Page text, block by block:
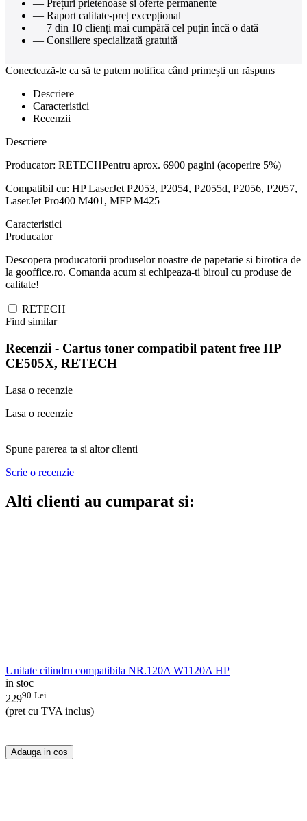
— Prețuri prietenoase si oferte permanente
— Raport calitate-preț excepțional
— 7 din 10 clienți mai cumpără cel puțin încă o dată
— Consiliere specializată gratuită
Conectează-te ca să te putem notifica când primești un răspuns
Descriere
Caracteristici
Recenzii
Descriere
Producator: RETECHPentru aprox. 6900 pagini (acoperire 5%)
Compatibil cu: HP LaserJet P2053, P2054, P2055d, P2056, P2057,
LaserJet Pro400 M401, MFP M425
Caracteristici
Producator
Descopera producatorii produselor noastre de papetarie si birotica de
la gooffice.ro. Comanda acum si echipeaza-ti biroul cu produse de
calitate!
RETECH
Find similar
Recenzii - Cartus toner compatibil patent free HP
CE505X, RETECH
Lasa o recenzie
Lasa o recenzie
Spune parerea ta si altor clienti
Scrie o recenzie
Alti clienti au cumparat si:
Unitate cilindru compatibila NR.120A W1120A HP
in stoc
22990 Lei
(pret cu TVA inclus)
Adauga in cos